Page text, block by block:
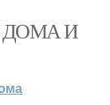
ДОМА И